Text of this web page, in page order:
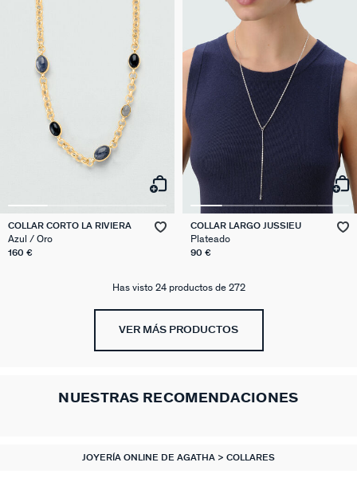
COLLAR CORTO LA RIVIERA
Azul / Oro
160 €
COLLAR LARGO JUSSIEU
Plateado
90 €
Has visto 24 productos de 272
VER MÁS PRODUCTOS
NUESTRAS RECOMENDACIONES
JOYERÍA ONLINE DE AGATHA COLLARES